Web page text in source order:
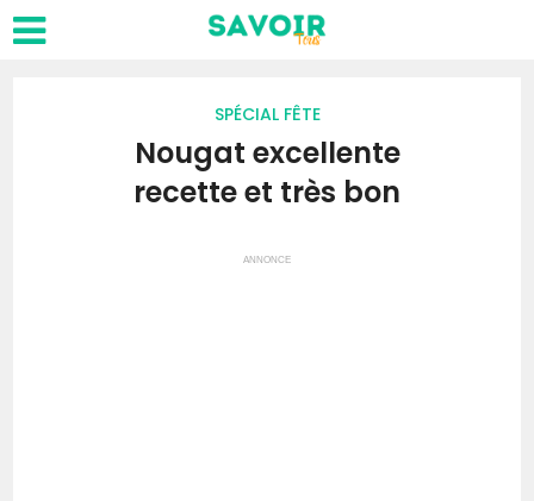
SPÉCIAL FÊTE
Nougat excellente
recette et très bon
ANNONCE